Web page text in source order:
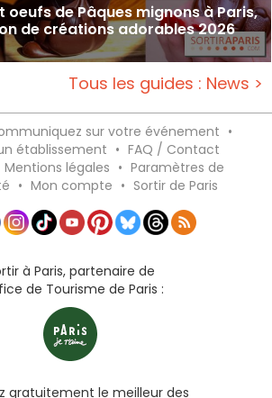
oeufs de Pâques mignons à Paris,
de créations adorables 2026
Tous les guides : News >
sur votre événement •
établissement • FAQ / Contact
Mentions légales • Paramètres de
• Mon compte • Sortir de Paris
à Paris, partenaire de
de Tourisme de Paris :
gratuitement le meilleur des